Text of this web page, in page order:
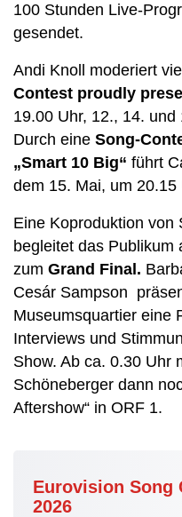
100 Stunden Live-
gesendet.
Andi Knoll moderiert
Contest proudly
19.00 Uhr, 12., 14.
Durch eine Song-
„Smart 10 Big“ führt
dem 15. Mai, um 20.15
Eine Koproduktion von
begleitet das Publikum
zum Grand Final.
Cesár Sampson
Museumsquartier eine
Interviews und
Show. Ab ca. 0.30 Uhr
Schöneberger dann
Aftershow“ in ORF 1.
Eurovision Song
2026